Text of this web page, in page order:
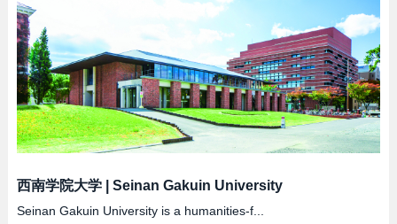
西南学院大学| Seinan Gakuin University
Seinan Gakuin University is a humanities-f...